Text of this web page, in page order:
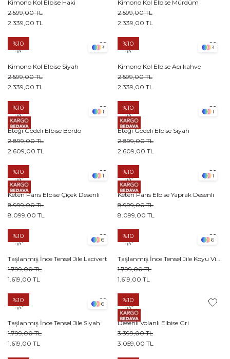
Kimono Kol Elbise Haki
2.339,00 TL
2.599,00 TL
Kimono Kol Elbise Mürdüm
2.339,00 TL
2.599,00 TL
3
Kimono Kol Elbise Siyah
2.339,00 TL
2.599,00 TL
%10
3
Kimono Kol Elbise Acı kahve
2.339,00 TL
2.599,00 TL
%10
1
Eteği Godeli Elbise Bordo
2.609,00 TL
2.899,00 TL
%10
1
Eteği Godeli Elbise Siyah
2.609,00 TL
2.899,00 TL
%10
1
Keten Paris Elbise Çiçek Desenli
8.099,00 TL
8.999,00 TL
%10
1
Keten Paris Elbise Yaprak Desenli
8.099,00 TL
8.999,00 TL
%10
6
Taşlanmış İnce Tensel Jile Lacivert
1.619,00 TL
1.799,00 TL
%10
6
1.619,00 TL
1.799,00 TL
%10
6
Taşlanmış İnce Tensel Jile Siyah
1.619,00 TL
1.799,00 TL
%10
Desenli Volanlı Elbise Gri
3.059,00 TL
3.399,00 TL
%10